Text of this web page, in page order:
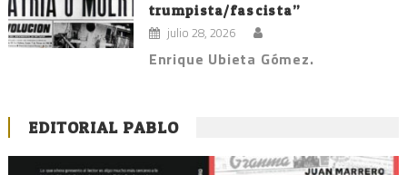
trumpista/fascista”
julio 28, 2026
Enrique Ubieta Gómez.
EDITORIAL PABLO